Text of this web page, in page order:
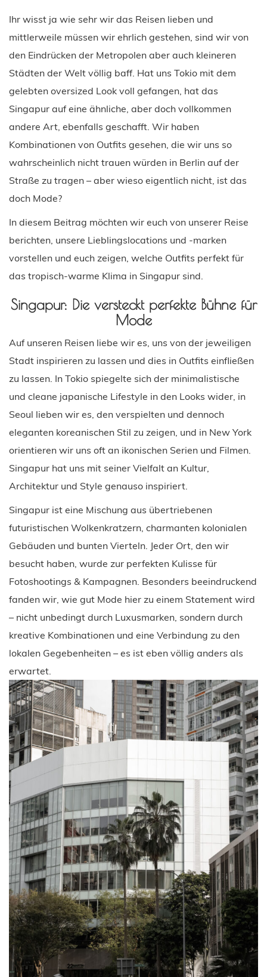
Ihr wisst ja wie sehr wir das Reisen lieben und
mittlerweile müssen wir ehrlich gestehen, sind wir von
den Eindrücken der Metropolen aber auch kleineren
Städten der Welt völlig baff. Hat uns Tokio mit dem
gelebten oversized Look voll gefangen, hat das
Singapur auf eine ähnliche, aber doch vollkommen
andere Art, ebenfalls geschafft. Wir haben
Kombinationen von Outfits gesehen, die wir uns so
wahrscheinlich nicht trauen würden in Berlin auf der
Straße zu tragen – aber wieso eigentlich nicht, ist das
doch Mode?
In diesem Beitrag möchten wir euch von unserer Reise
berichten, unsere Lieblingslocations und -marken
vorstellen und euch zeigen, welche Outfits perfekt für
das tropisch-warme Klima in Singapur sind.
Singapur: Die versteckt perfekte Bühne für
Mode
Auf unseren Reisen liebe wir es, uns von der jeweiligen
Stadt inspirieren zu lassen und dies in Outfits einfließen
zu lassen. In Tokio spiegelte sich der minimalistische
und cleane japanische Lifestyle in den Looks wider, in
Seoul lieben wir es, den verspielten und dennoch
eleganten koreanischen Stil zu zeigen, und in New York
orientieren wir uns oft an ikonischen Serien und Filmen.
Singapur hat uns mit seiner Vielfalt an Kultur,
Architektur und Style genauso inspiriert.
Singapur ist eine Mischung aus übertriebenen
futuristischen Wolkenkratzern, charmanten kolonialen
Gebäuden und bunten Vierteln. Jeder Ort, den wir
besucht haben, wurde zur perfekten Kulisse für
Fotoshootings & Kampagnen. Besonders beeindruckend
fanden wir, wie gut Mode hier zu einem Statement wird
– nicht unbedingt durch Luxusmarken, sondern durch
kreative Kombinationen und eine Verbindung zu den
lokalen Gegebenheiten – es ist eben völlig anders als
erwartet.